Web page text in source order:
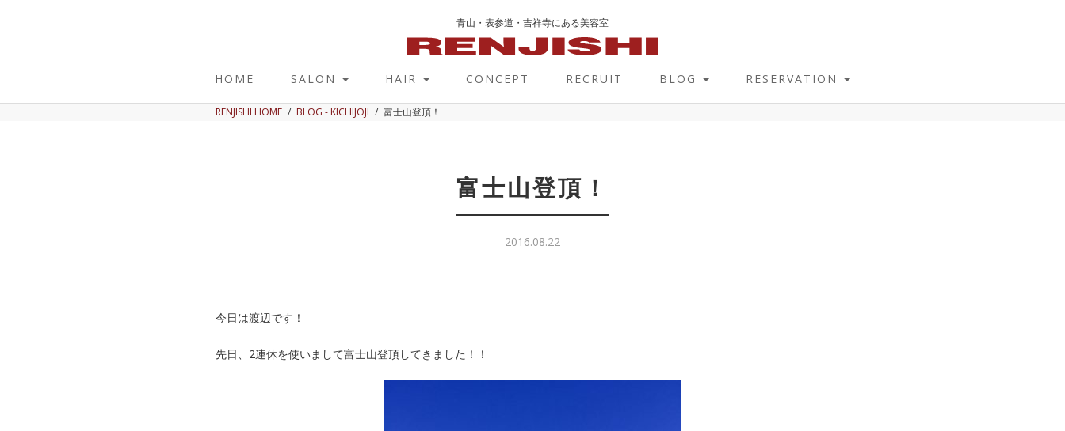
青山・表参道・吉祥寺にある美容室
HOME SALON HAIR CONCEPT RECRUIT BLOG RESERVATION
RENJISHI HOME BLOG - KICHIJOJI 富士山登頂！
富士山登頂！
2016.08.22
今日は渡辺です！
先日、2連休を使いまして富士山登頂してきました！！